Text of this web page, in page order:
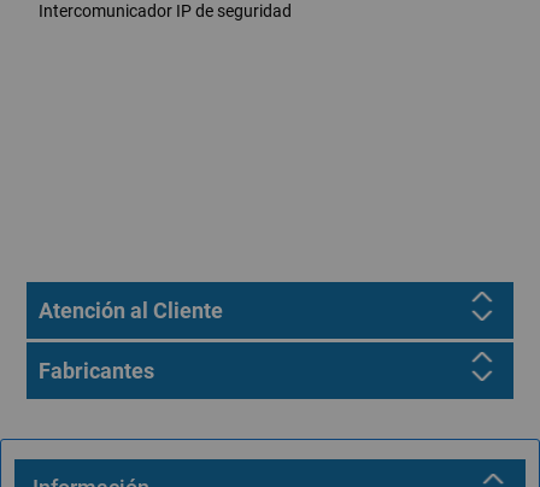
Atención al Cliente
Fabricantes
Intercomunicador IP de seguridad